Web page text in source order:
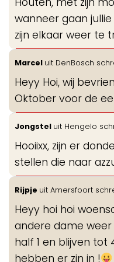
wanneer gaan
zijn elkaar weer te
Marcel uit DenBosch
Heyy Hoi, wij
Oktober voor de
Jongstel uit Hengelo
Hooiixx, zijn er
stellen die naar
Rijpje uit Amersfoort
Heyy hoi hoi
andere dame weer
half 1 en blijven tot
hebben er zin in !